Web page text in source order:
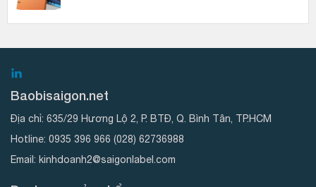
Baobisaigon.net
Địa chỉ: 635/29 Hương Lộ 2, P. BTĐ, Q. Bình Tân, TP.HCM
Hotline: 0935 396 966 (028) 62736988
Email: kinhdoanh2@saigonlabel.com